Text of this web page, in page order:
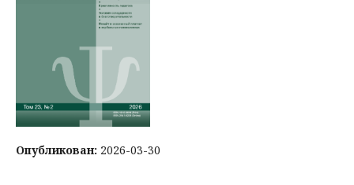
Опубликован: 2026-03-30